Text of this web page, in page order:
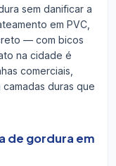
sem danificar a
em PVC,
— com bicos
na cidade é
comerciais,
duras que
de gordura em